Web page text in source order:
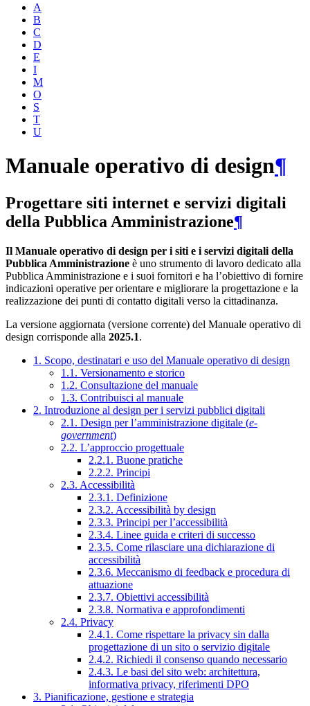
A
B
C
D
E
I
M
O
S
T
U
Manuale operativo di design¶
Progettare siti internet e servizi digitali
della Pubblica Amministrazione¶
Il Manuale operativo di design per i siti e i servizi digitali della
Pubblica Amministrazione è uno strumento di lavoro dedicato alla
Pubblica Amministrazione e i suoi fornitori e ha l’obiettivo di fornire
indicazioni operative per orientare e migliorare la progettazione e la
realizzazione dei punti di contatto digitali verso la cittadinanza.
La versione aggiornata (versione corrente) del Manuale operativo di
design corrisponde alla 2025.1.
1. Scopo, destinatari e uso del Manuale operativo di design
1.1. Versionamento e storico
1.2. Consultazione del manuale
1.3. Contribuisci al manuale
2. Introduzione al design per i servizi pubblici digitali
2.1. Design per l’amministrazione digitale (e-
government)
2.2. L’approccio progettuale
2.2.1. Buone pratiche
2.2.2. Principi
2.3. Accessibilità
2.3.1. Definizione
2.3.2. Accessibilità by design
2.3.3. Principi per l’accessibilità
2.3.4. Linee guida e criteri di successo
2.3.5. Come rilasciare una dichiarazione di
accessibilità
2.3.6. Meccanismo di feedback e procedura di
attuazione
2.3.7. Obiettivi accessibilità
2.3.8. Normativa e approfondimenti
2.4. Privacy
2.4.1. Come rispettare la privacy sin dalla
progettazione di un sito o servizio digitale
2.4.2. Richiedi il consenso quando necessario
2.4.3. Le basi del sito web: architettura,
informativa privacy, riferimenti DPO
3. Pianificazione, gestione e strategia